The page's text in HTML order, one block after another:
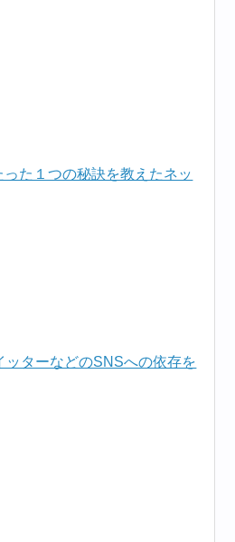
た１つの秘訣を教えたネッ
ターなどのSNSへの依存を